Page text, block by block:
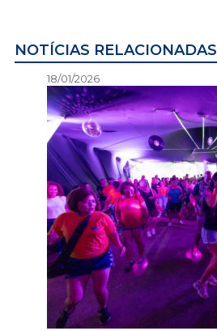
NOTÍCIAS RELACIONADAS
18/01/2026